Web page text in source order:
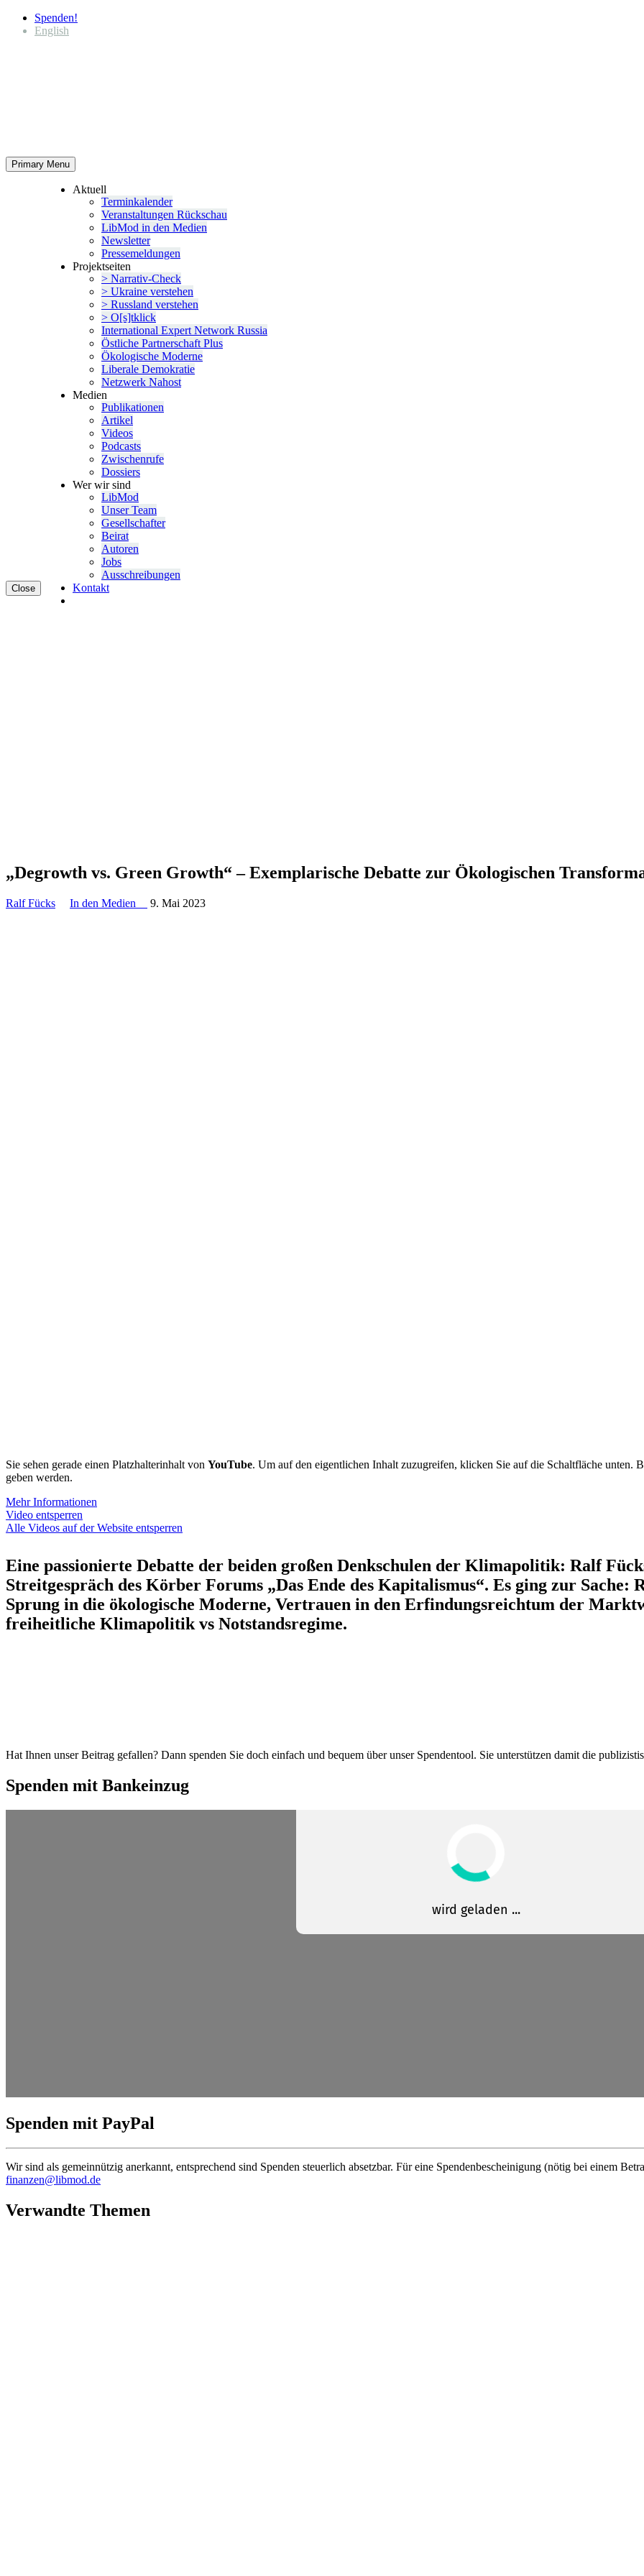
Spenden!
English
Primary Menu
Close
Aktuell
Termin­ka­lender
Veran­stal­tungen Rückschau
LibMod in den Medien
Newsletter
Presse­mel­dungen
Projekt­seiten
> Narrativ-Check
> Ukraine verstehen
> Russland verstehen
> O[s]tklick
Inter­na­tional Expert Network Russia
Östliche Partner­schaft Plus
Ökolo­gische Moderne
Liberale Demokratie
Netzwerk Nahost
Medien
Publi­ka­tionen
Artikel
Videos
Podcasts
Zwischenrufe
Dossiers
Wer wir sind
LibMod
Unser Team
Gesell­schafter
Beirat
Autoren
Jobs
Ausschrei­bungen
Kontakt
„Degrowth vs. Green Growth“ – Exempla­rische Debatte zur Ökolo­gi­schen
Ralf Fücks In den Medien 9. Mai 2023
Sie sehen gerade einen Platz­hal­ter­inhalt von YouTube. Um auf den eigent­lichen Inhalt zuzugreifen, klicken Sie auf die Schalt­fläche unten.
geben werden.
Mehr Infor­ma­tionen
Video entsperren
Alle Videos auf der Website entsperren
Eine passio­nierte Debatte der beiden großen Denkschulen der Klima­po­litik: Ralf
Streit­ge­spräch des Körber Forums „Das Ende des Kapita­lismus“. Es ging zur Sache:
Sprung in die ökolo­gische Moderne, Vertrauen in den Erfin­dungs­reichtum der
freiheit­liche Klima­po­litik vs Notstandsregime.
Hat Ihnen unser Beitrag gefallen? Dann spenden Sie doch einfach und bequem über unser Spendentool. Sie unter­stützen damit die
Spenden mit Bankeinzug
Spenden mit PayPal
Wir sind als gemein­nützig anerkannt, entspre­chend sind Spenden steuerlich absetzbar. Für eine Spenden­be­schei­nigung (nötig bei einem
finanzen@libmod.de
Verwandte Themen